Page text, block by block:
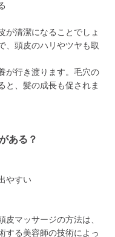
が清潔になることでしょ
、頭皮のハリやツヤも取
が行き渡ります。毛穴の
と、髪の成長も促されま
ある？
やすい
マッサージの方法は、
する美容師の技術によっ